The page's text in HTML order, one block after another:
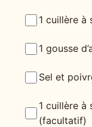
1 cuillère à
1 gousse
Sel et
1 cuillère à
(facultatif)